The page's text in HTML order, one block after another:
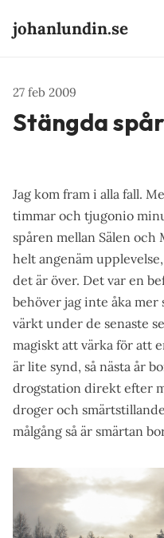
johanlundin.se
27 feb 2009
Stängda spår
Jag kom fram i alla fall.
timmar och tjugonio
spåren mellan Sälen
helt angenäm
det är över. Det var en
behöver jag inte åka mer
värkt under de senaste
magiskt att värka för att
är lite synd, så nästa år
drogstation direkt efter
droger och
målgång så är smärtan